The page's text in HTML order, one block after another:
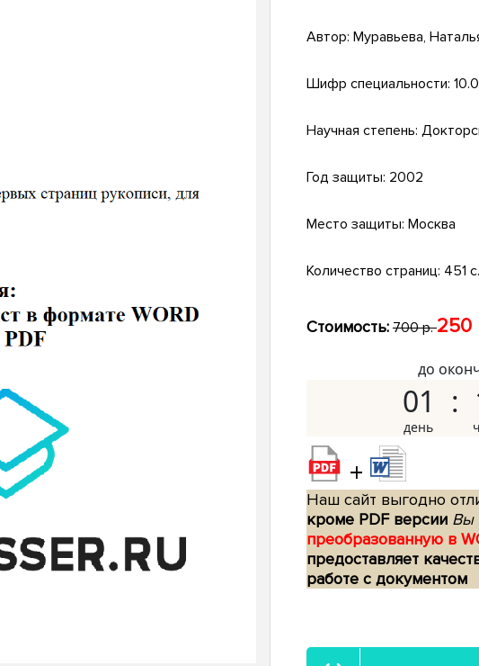
Автор: Муравьева,
Шифр специальности:
Научная степень:
Год защиты: 2002
Место защиты: Москва
Количество страниц: 451 с.
Стоимость: 700 р.250
до
01
+
Наш сайт выгодно
кроме PDF версии Вы
преобразованную в
предоставляет
работе с документом